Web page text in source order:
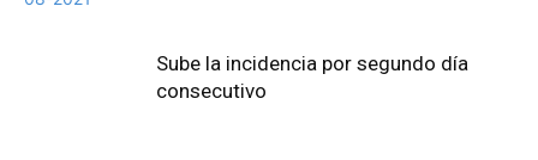
Sube la incidencia por segundo día
consecutivo